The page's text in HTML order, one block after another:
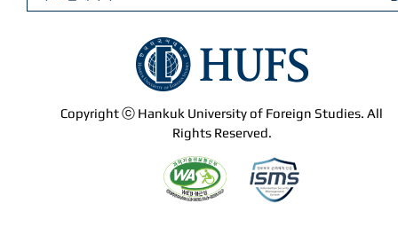
Copyright ⓒ Hankuk University of Foreign Studies. All
Rights Reserved.